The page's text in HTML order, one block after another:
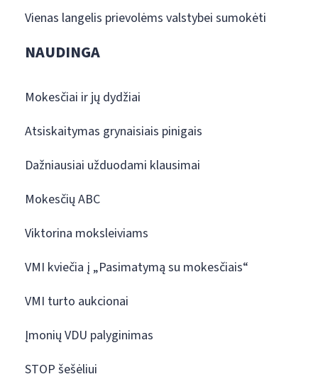
Vienas langelis prievolėms valstybei sumokėti
NAUDINGA
Mokesčiai ir jų dydžiai
Atsiskaitymas grynaisiais pinigais
Dažniausiai užduodami klausimai
Mokesčių ABC
Viktorina moksleiviams
VMI kviečia į „Pasimatymą su mokesčiais“
VMI turto aukcionai
Įmonių VDU palyginimas
STOP šešėliui